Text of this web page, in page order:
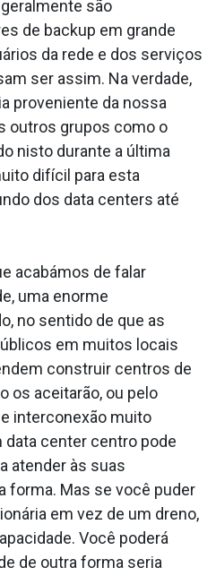
são
de backup em grande
da rede e dos serviços
ser assim. Na verdade,
proveniente da nossa
outros grupos como o
nisto durante a última
difícil para esta
dos data centers até
acabámos de falar
uma enorme
no sentido de que as
em muitos locais
construir centros de
os aceitarão, ou pelo
interconexão muito
data center centro pode
atender às suas
forma. Mas se você puder
em vez de um dreno,
Você poderá
de outra forma seria